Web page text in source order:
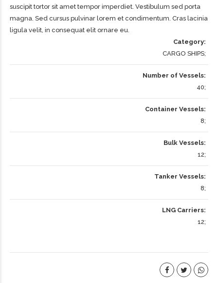
suscipit tortor sit amet tempor imperdiet. Vestibulum sed porta
magna. Sed cursus pulvinar lorem et condimentum. Cras lacinia
ligula velit, in consequat elit ornare eu.
Category
CARGO SHIPS
Number of Vessels
40
Container Vessels
8
Bulk Vessels
12
Tanker Vessels
8
LNG Carriers
12